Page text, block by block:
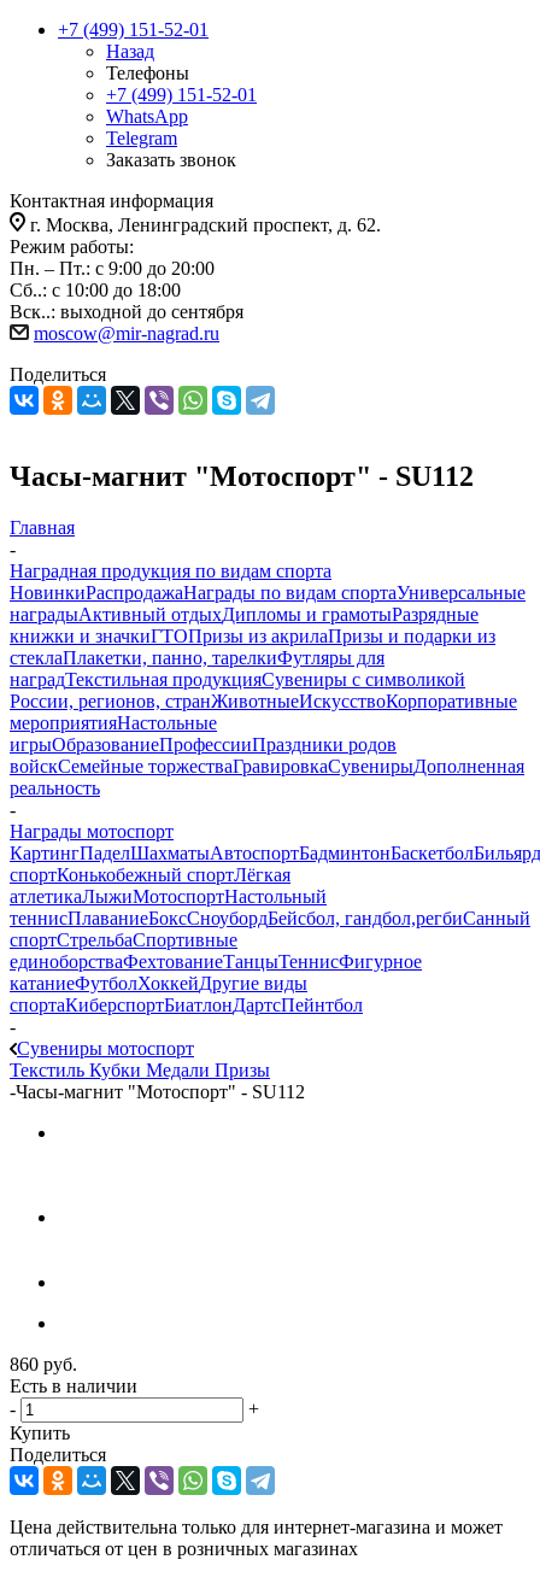
+7 (499) 151-52-01
Назад
Телефоны
+7 (499) 151-52-01
WhatsApp
Telegram
Заказать звонок
Контактная информация
г. Москва, Ленинградский проспект, д. 62.
Режим работы:
Пн. – Пт.: с 9:00 до 20:00
Сб..: с 10:00 до 18:00
Вск..: выходной до сентября
moscow@mir-nagrad.ru
Поделиться
Часы-магнит "Мотоспорт" - SU112
Главная
-
Наградная продукция по видам спорта
НовинкиРаспродажаНаграды по видам спортаУниверсальные
наградыАктивный отдыхДипломы и грамотыРазрядные
книжки и значкиГТОПризы из акрилаПризы и подарки из
стеклаПлакетки, панно, тарелкиФутляры для
наградТекстильная продукцияСувениры с символикой
России, регионов, странЖивотныеИскусствоКорпоративные
мероприятияНастольные
игрыОбразованиеПрофессииПраздники родов
войскСемейные торжестваГравировкаСувенирыДополненная
реальность
-
Награды мотоспорт
КартингПаделШахматыАвтоспортБадминтонБаскетболБильярд
спортКонькобежный спортЛёгкая
атлетикаЛыжиМотоспортНастольный
теннисПлаваниеБоксСноубордБейсбол, гандбол,регбиСанный
спортСтрельбаСпортивные
единоборстваФехтованиеТанцыТеннисФигурное
катаниеФутболХоккейДругие виды
спортаКиберспортБиатлонДартсПейнтбол
-
Сувениры мотоспорт
Текстиль Кубки Медали Призы
-Часы-магнит "Мотоспорт" - SU112
860 руб.
Есть в наличии
-
+
Купить
Поделиться
Цена действительна только для интернет-магазина и может
отличаться от цен в розничных магазинах